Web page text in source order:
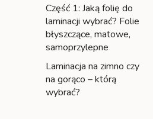
Część 1: Jaką folię do
laminacji wybrać? Folie
błyszczące, matowe,
samoprzylepne
Laminacja na zimno czy
na gorąco – którą
wybrać?